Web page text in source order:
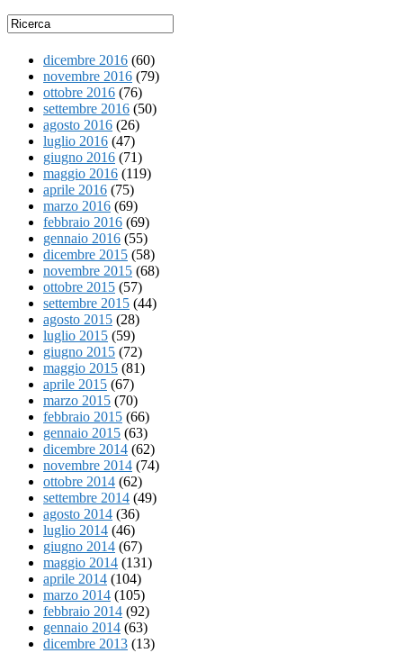
dicembre 2016 (60)
novembre 2016 (79)
ottobre 2016 (76)
settembre 2016 (50)
agosto 2016 (26)
luglio 2016 (47)
giugno 2016 (71)
maggio 2016 (119)
aprile 2016 (75)
marzo 2016 (69)
febbraio 2016 (69)
gennaio 2016 (55)
dicembre 2015 (58)
novembre 2015 (68)
ottobre 2015 (57)
settembre 2015 (44)
agosto 2015 (28)
luglio 2015 (59)
giugno 2015 (72)
maggio 2015 (81)
aprile 2015 (67)
marzo 2015 (70)
febbraio 2015 (66)
gennaio 2015 (63)
dicembre 2014 (62)
novembre 2014 (74)
ottobre 2014 (62)
settembre 2014 (49)
agosto 2014 (36)
luglio 2014 (46)
giugno 2014 (67)
maggio 2014 (131)
aprile 2014 (104)
marzo 2014 (105)
febbraio 2014 (92)
gennaio 2014 (63)
dicembre 2013 (13)